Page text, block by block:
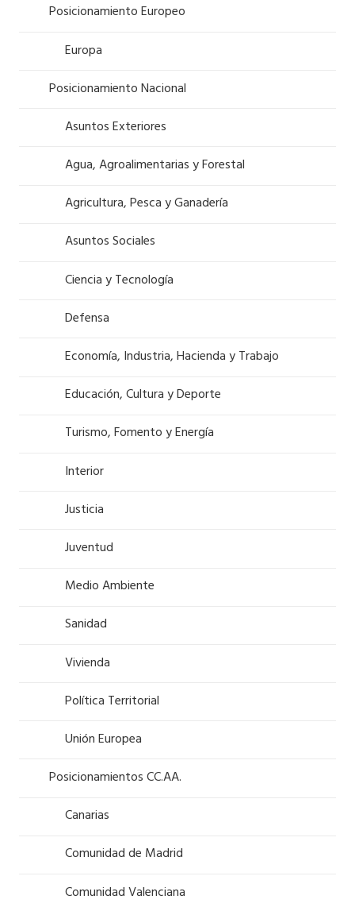
Posicionamiento Europeo
Europa
Posicionamiento Nacional
Asuntos Exteriores
Agua, Agroalimentarias y Forestal
Agricultura, Pesca y Ganadería
Asuntos Sociales
Ciencia y Tecnología
Defensa
Economía, Industria, Hacienda y Trabajo
Educación, Cultura y Deporte
Turismo, Fomento y Energía
Interior
Justicia
Juventud
Medio Ambiente
Sanidad
Vivienda
Política Territorial
Unión Europea
Posicionamientos CC.AA.
Canarias
Comunidad de Madrid
Comunidad Valenciana